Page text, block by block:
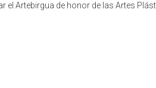
Artebirgua de honor de las Artes